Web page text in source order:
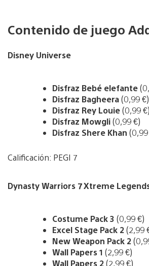
Contenido de juego
Disney Universe
Disfraz Bebé elefante
Disfraz Bagheera(0,99 €)
Disfraz Rey Louie(0,99 €)
Disfraz Mowgli(0,99 €)
Disfraz Shere Khan
Calificación: PEGI 7
Dynasty Warriors 7 Xtreme
Costume Pack 3 (0,99 €)
Excel Stage Pack 2(2,99
New Weapon Pack 2
Wall Papers 1 (2,99 €)
Wall Papers 2(2,99 €)